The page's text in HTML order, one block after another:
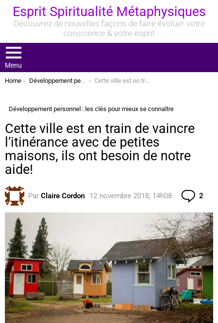
Esprit Spiritualité Métaphysiques
Découvrez de nouvelles façons de faire évoluer votre
conscience & votre esprit
Menu
You are here:
Home Développement personnel : les clés pour mieux se connaître Cette ville est en train de vaincre l’itinérance avec de petites maisons, ils ont besoin de notre aide!
Développement personnel : les clés pour mieux se connaître
Cette ville est en train de vaincre
l’itinérance avec de petites
maisons, ils ont besoin de notre
aide!
Par Claire Cordon 12 novembre 2018, 14h08 2